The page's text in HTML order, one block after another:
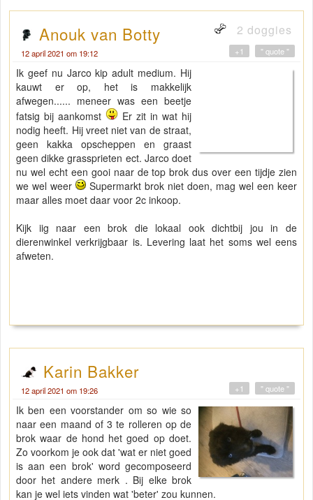
Anouk van Botty 2 doggies
12 april 2021 om 19:12 " quote "
+1
Ik geef nu Jarco kip adult medium. Hij
kauwt er op, het is makkelijk
afwegen...... meneer was een beetje
fatsig bij aankomst
Er zit in wat hij
nodig heeft. Hij vreet niet van de straat,
geen kakka opscheppen en graast
geen dikke grassprieten ect. Jarco doet
nu wel echt een gooi naar de top brok dus over een tijdje zien
we wel weer
Supermarkt brok niet doen, mag wel een keer
maar alles moet daar voor 2c inkoop.
Kijk iig naar een brok die lokaal ook dichtbij jou in de
dierenwinkel verkrijgbaar is. Levering laat het soms wel eens
afweten.
Karin Bakker
12 april 2021 om 19:26 " quote "
+1
Ik ben een voorstander om so wie so
naar een maand of 3 te rolleren op de
brok waar de hond het goed op doet.
Zo voorkom je ook dat 'wat er niet goed
is aan een brok' word gecomposeerd
door het andere merk . Bij elke brok
kan je wel iets vinden wat 'beter' zou kunnen.